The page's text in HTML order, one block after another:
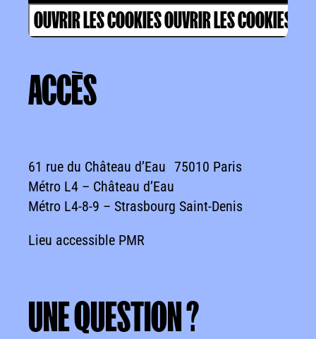
OUVRIR LES COOKIESOUVRIR LES COOKIES
ACCÈS
61 rue du Château d’Eau 75010 Paris
Métro L4 – Château d’Eau
Métro L4-8-9 – Strasbourg Saint-Denis
Lieu accessible PMR
UNEQUESTION?